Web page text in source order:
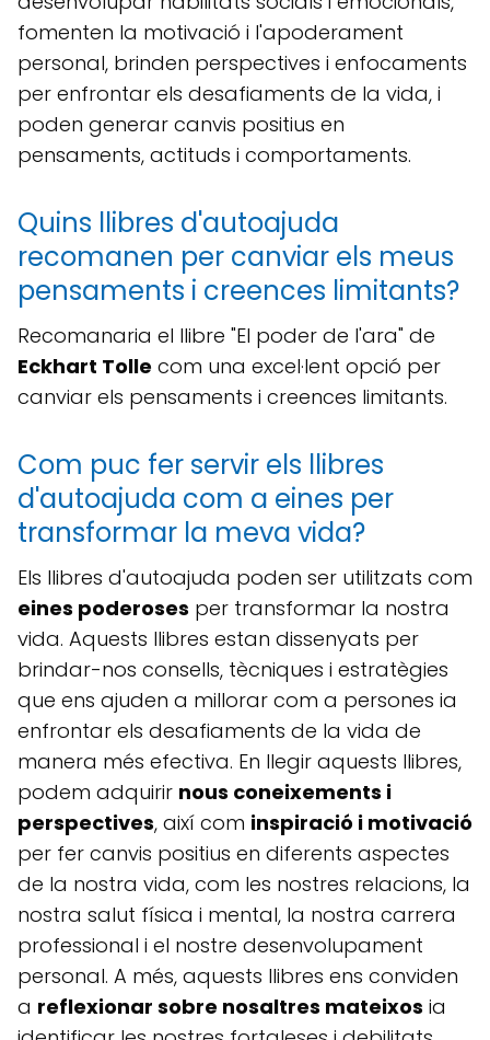
fomenten la motivació i l'apoderament
personal, brinden perspectives i enfocaments
per enfrontar els desafiaments de la vida, i
poden generar canvis positius en
pensaments, actituds i comportaments.
Quins llibres d'autoajuda
recomanen per canviar els meus
pensaments i creences limitants?
Recomanaria el llibre "El poder de l'ara" de
Eckhart Tolle com una excel·lent opció per
canviar els pensaments i creences limitants.
Com puc fer servir els llibres
d'autoajuda com a eines per
transformar la meva vida?
Els llibres d'autoajuda poden ser utilitzats com
eines poderoses per transformar la nostra
vida. Aquests llibres estan dissenyats per
brindar-nos consells, tècniques i estratègies
que ens ajuden a millorar com a persones ia
enfrontar els desafiaments de la vida de
manera més efectiva. En llegir aquests llibres,
podem adquirir nous coneixements i
perspectives, així com inspiració i motivació
per fer canvis positius en diferents aspectes
de la nostra vida, com les nostres relacions, la
nostra salut física i mental, la nostra carrera
professional i el nostre desenvolupament
personal. A més, aquests llibres ens conviden
a reflexionar sobre nosaltres mateixos ia